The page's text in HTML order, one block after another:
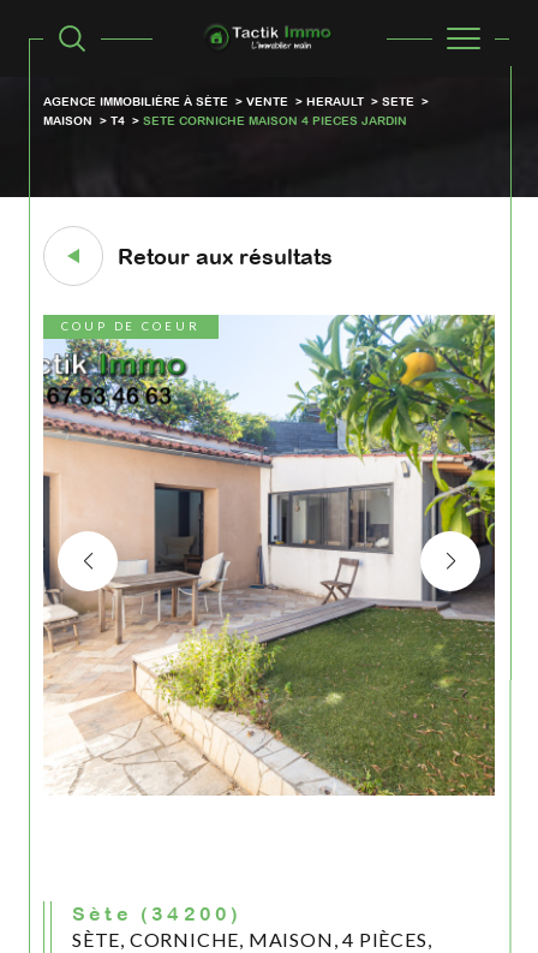
AGENCE IMMOBILIÈRE À SÈTE VENTE HERAULT
SETE
MAISON
T4 SETE CORNICHE MAISON 4 PIECES JARDIN
Retour aux résultats
COUP DE COEUR
Sète (34200)
SÈTE, CORNICHE, MAISON, 4 PIÈCES,